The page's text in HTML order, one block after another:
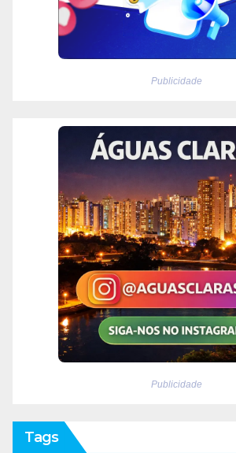
Publicidade
Publicidade
Tags